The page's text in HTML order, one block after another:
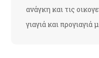
ανάγκη και τις
γιαγιά και προγιαγιά